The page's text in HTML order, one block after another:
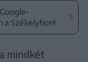
a Székelyhon!
mindkét